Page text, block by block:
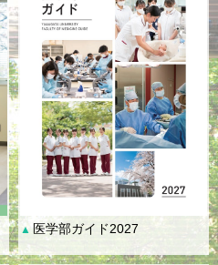
▲ 医学部ガイド2027